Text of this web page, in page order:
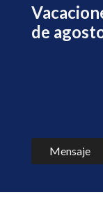
de
Mensaje